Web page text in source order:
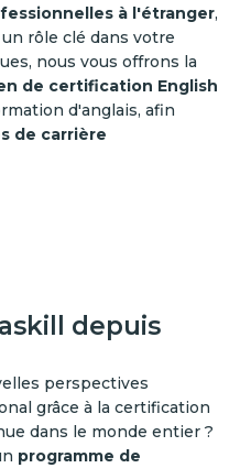
à l'étranger,
rôle clé dans votre
nous vous offrons la
de certification English
d'anglais, afin
de carrière
depuis
perspectives
grâce à la certification
dans le monde entier ?
programme de